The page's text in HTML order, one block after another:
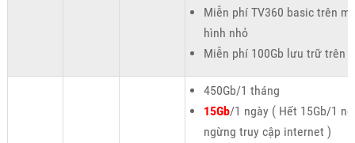
Miễn phí TV360 basic trên
hình nhỏ
Miễn phí 100Gb lưu trữ trên
450Gb/1 tháng
15Gb/1 ngày ( Hết 15Gb/1
ngừng truy cập internet )